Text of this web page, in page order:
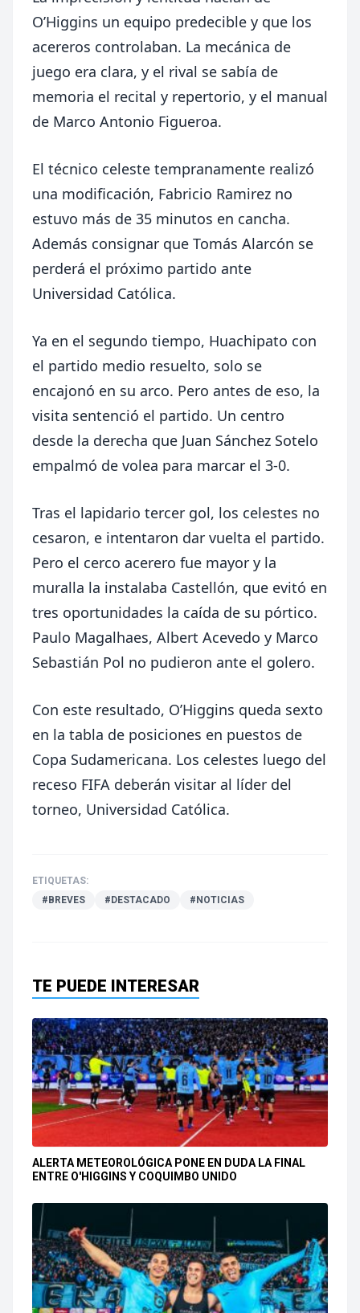
O’Higgins un equipo predecible y que los
acereros controlaban. La mecánica de
juego era clara, y el rival se sabía de
memoria el recital y repertorio, y el manual
de Marco Antonio Figueroa.
El técnico celeste tempranamente realizó
una modificación, Fabricio Ramirez no
estuvo más de 35 minutos en cancha.
Además consignar que Tomás Alarcón se
perderá el próximo partido ante
Universidad Católica.
Ya en el segundo tiempo, Huachipato con
el partido medio resuelto, solo se
encajonó en su arco. Pero antes de eso, la
visita sentenció el partido. Un centro
desde la derecha que Juan Sánchez Sotelo
empalmó de volea para marcar el 3-0.
Tras el lapidario tercer gol, los celestes no
cesaron, e intentaron dar vuelta el partido.
Pero el cerco acerero fue mayor y la
muralla la instalaba Castellón, que evitó en
tres oportunidades la caída de su pórtico.
Paulo Magalhaes, Albert Acevedo y Marco
Sebastián Pol no pudieron ante el golero.
Con este resultado, O’Higgins queda sexto
en la tabla de posiciones en puestos de
Copa Sudamericana. Los celestes luego del
receso FIFA deberán visitar al líder del
torneo, Universidad Católica.
ETIQUETAS:
#BREVES
#DESTACADO #NOTICIAS
TE PUEDE INTERESAR
ALERTA METEOROLÓGICA PONE EN DUDA LA FINAL
ENTRE O'HIGGINS Y COQUIMBO UNIDO